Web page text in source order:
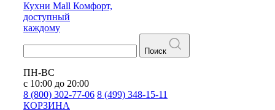
Кухни Mall Комфорт,
доступный
каждому
Поиск
ПН-ВС
с 10:00 до 20:00
8 (800) 302-77-06 8 (499) 348-15-11
КОРЗИНА